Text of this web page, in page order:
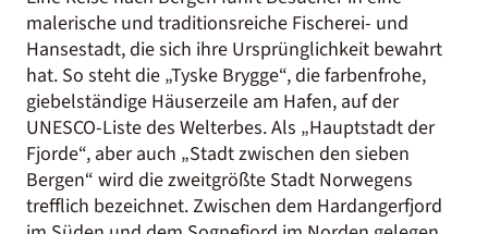
malerische und traditionsreiche Fischerei- und
Hansestadt, die sich ihre Ursprünglichkeit bewahrt
hat. So steht die „Tyske Brygge“, die farbenfrohe,
giebelständige Häuserzeile am Hafen, auf der
UNESCO-Liste des Welterbes. Als „Hauptstadt der
Fjorde“, aber auch „Stadt zwischen den sieben
Bergen“ wird die zweitgrößte Stadt Norwegens
trefflich bezeichnet. Zwischen dem Hardangerfjord